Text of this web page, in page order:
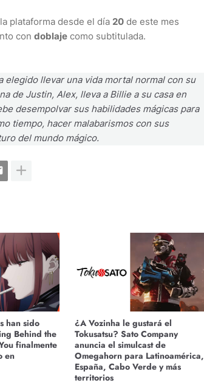
plataforma desde el día 20 de este mes
con doblaje como subtitulada.
elegido llevar una vida mortal normal con su
de Justin, Alex, lleva a Billie a su casa en
desempolvar sus habilidades mágicas para
tiempo, hacer malabarismos con sus
del mundo mágico.
han sido
Behind the
finalmente
en
¿A Vozinha le gustará el
Tokusatsu? Sato Company
anuncia el simulcast de
Omegahorn para Latinoamérica,
España, Cabo Verde y más
territorios